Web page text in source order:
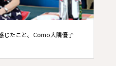
じたこと。Como大隅優子